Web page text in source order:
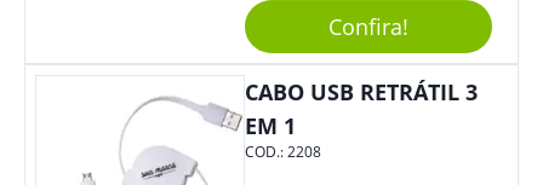
Empresa Em Eventos,
Reuniões Corporativas Ou Até
Mesmo Para Presentear
Colaboradores.
Confira!
CABO USB RETRÁTIL 3
EM 1
COD.:2208